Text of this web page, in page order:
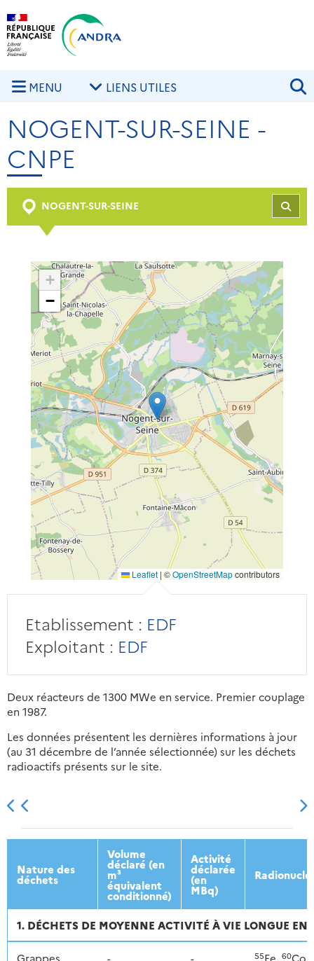
Aller au contenu principal
MENU LIENS UTILES
NOGENT-SUR-SEINE -
CNPE
NOGENT-SUR-SEINE
+
−
Leaflet | ©OpenStreetMapcontributors
Etablissement : EDF
Exploitant : EDF
Deux réacteurs de 1300 MWe en service. Premier couplage
en 1987.
Les données présentent les dernières informations à jour
(au 31 décembre de l’année sélectionnée) sur les déchets
radioactifs présents sur le site.
2013 2014 2015 2016
Nature des
déchets
Volume
déclaré (en
m³
équivalent
conditionné)
Activité
déclarée
(en
MBq)
1. DÉCHETS DE MOYENNE ACTIVITÉ À VIE LONGUE
Grappes
- - 55Fe, 60Co,